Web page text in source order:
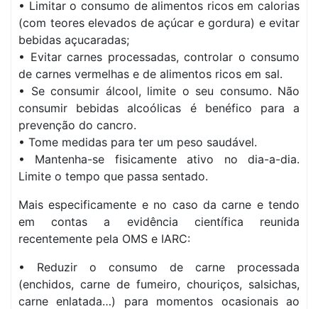
• Limitar o consumo de alimentos ricos em calorias
(com teores elevados de açúcar e gordura) e evitar
bebidas açucaradas;
• Evitar carnes processadas, controlar o consumo
de carnes vermelhas e de alimentos ricos em sal.
• Se consumir álcool, limite o seu consumo. Não
consumir bebidas alcoólicas é benéfico para a
prevenção do cancro.
• Tome medidas para ter um peso saudável.
• Mantenha-se fisicamente ativo no dia-a-dia.
Limite o tempo que passa sentado.
Mais especificamente e no caso da carne e tendo
em contas a evidência científica reunida
recentemente pela OMS e IARC:
• Reduzir o consumo de carne processada
(enchidos, carne de fumeiro, chouriços, salsichas,
carne enlatada…) para momentos ocasionais ao